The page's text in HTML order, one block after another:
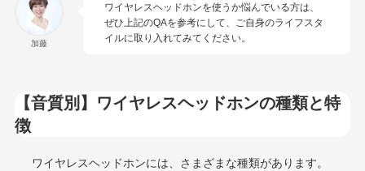
加藤
ワイヤレスヘッドホンを使うか悩んでいる方は、
ぜひ上記のQAを参考にして、ご自身のライフスタ
イルに取り入れてみてください。
【音質別】ワイヤレスヘッドホンの種類と特
徴
ワイヤレスヘッドホンには、さまざまな種類があります。